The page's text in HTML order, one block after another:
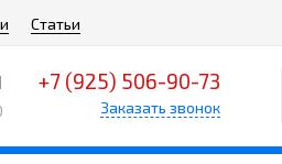
Статьи
+7 (925) 506-90-73
Заказать звонок